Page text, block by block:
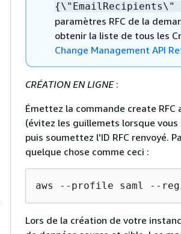
{\"EmailRecipients\"
paramètres RFC de la
obtenir la liste de tous les
Change Management API
CRÉATION EN LIGNE:
Émettez la commande create
(évitez les guillemets lorsque
puis soumettez l'ID RFC renvoyé.
quelque chose comme ceci :
aws --profile saml --
Lors de la création de votre